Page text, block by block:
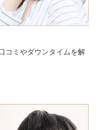
コミやダウンタイムを解